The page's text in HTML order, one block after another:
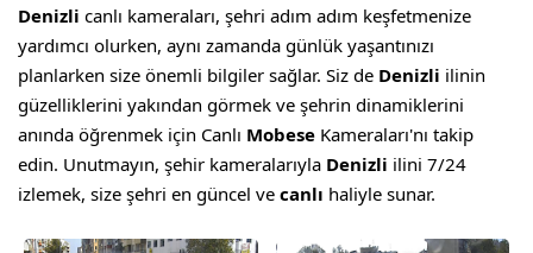
Denizli canlı kameraları, şehri adım adım keşfetmenize
yardımcı olurken, aynı zamanda günlük yaşantınızı
planlarken size önemli bilgiler sağlar. Siz de Denizli ilinin
güzelliklerini yakından görmek ve şehrin dinamiklerini
anında öğrenmek için Canlı Mobese Kameraları'nı takip
edin. Unutmayın, şehir kameralarıyla Denizli ilini 7/24
izlemek, size şehri en güncel ve canlı haliyle sunar.